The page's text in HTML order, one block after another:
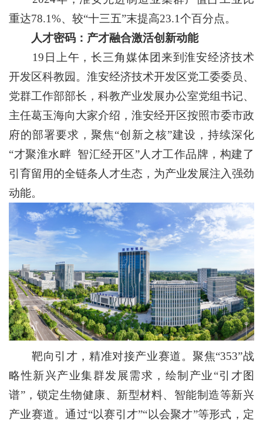
重达78.1%、较“十三五”末提高23.1个百分点。
人才密码：产才融合激活创新动能
19日上午，长三角媒体团来到淮安经济技术
开发区科教园。淮安经济技术开发区党工委委员、
党群工作部部长，科教产业发展办公室党组书记、
主任葛玉海向大家介绍，淮安经开区按照市委市政
府的部署要求，聚焦“创新之核”建设，持续深化
“才聚淮水畔 智汇经开区”人才工作品牌，构建了
引育留用的全链条人才生态，为产业发展注入强劲
动能。
靶向引才，精准对接产业赛道。聚焦“353”战
略性新兴产业集群发展需求，绘制产业“引才图
谱”，锁定生物健康、新型材料、智能制造等新兴
产业赛道。通过“以赛引才”“以会聚才”等形式，定